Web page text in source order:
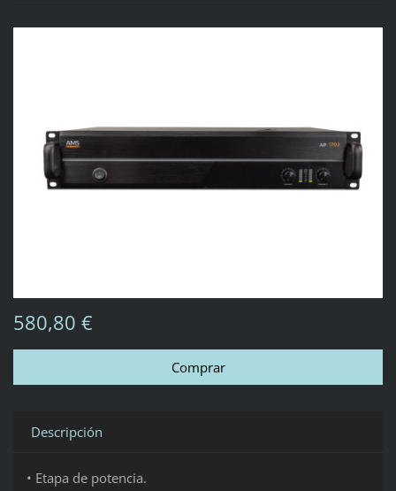
580,80 €
Descripción
• Etapa de potencia.